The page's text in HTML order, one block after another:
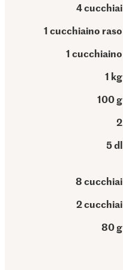
4 cucchiai
1 cucchiaino raso
1 cucchiaino
1 kg
100 g
2
5 dl
8 cucchiai
2 cucchiai
80 g